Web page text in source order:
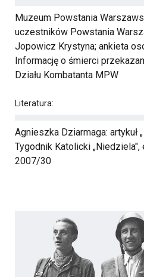
Muzeum Powstania
uczestników Powstania
Jopowicz Krystyna; ankieta
Informację o śmierci
Działu Kombatanta MPW
Literatura:
Agnieszka Dziarmaga: artykuł „
Tygodnik Katolicki „Niedziela",
2007/30